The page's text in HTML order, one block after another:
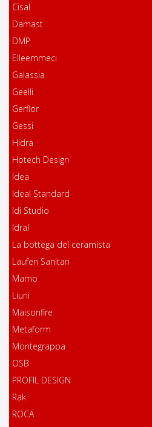
Cisal
Damast
DMP
Elleemmeci
Galassia
Geelli
Gerflor
Gessi
Hidra
Hotech Design
Idea
Ideal Standard
Idi Studio
Idral
La bottega del ceramista
Laufen Sanitari
Mamo
Liuni
Maisonfire
Metaform
Montegrappa
OSB
PROFIL DESIGN
Rak
ROCA